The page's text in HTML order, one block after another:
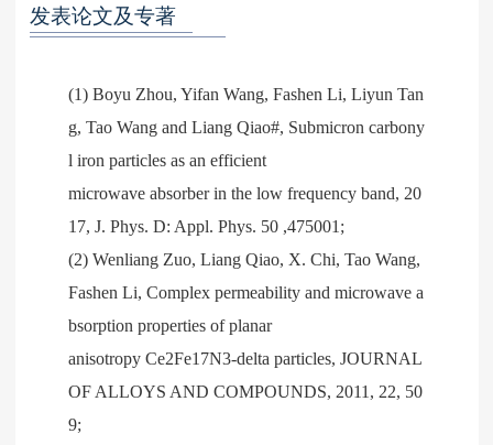
发表论文及专著
(1) Boyu Zhou, Yifan Wang, Fashen Li, Liyun Tan
g, Tao Wang and Liang Qiao#, Submicron carbony
l iron particles as an efficient
microwave absorber in the low frequency band, 20
17, J. Phys. D: Appl. Phys. 50 ,475001;
(2) Wenliang Zuo, Liang Qiao, X. Chi, Tao Wang,
Fashen Li, Complex permeability and microwave a
bsorption properties of planar
anisotropy Ce2Fe17N3-delta particles, JOURNAL
OF ALLOYS AND COMPOUNDS, 2011, 22, 50
9;